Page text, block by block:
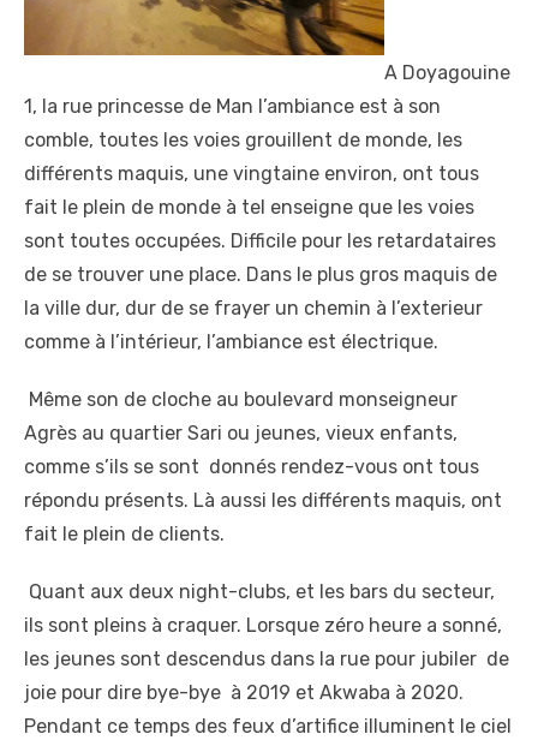
A Doyagouine
1, la rue princesse de Man l’ambiance est à son
comble, toutes les voies grouillent de monde, les
différents maquis, une vingtaine environ, ont tous
fait le plein de monde à tel enseigne que les voies
sont toutes occupées. Difficile pour les retardataires
de se trouver une place. Dans le plus gros maquis de
la ville dur, dur de se frayer un chemin à l’exterieur
comme à l’intérieur, l’ambiance est électrique.
Même son de cloche au boulevard monseigneur
Agrès au quartier Sari ou jeunes, vieux enfants,
comme s’ils se sont donnés rendez-vous ont tous
répondu présents. Là aussi les différents maquis, ont
fait le plein de clients.
Quant aux deux night-clubs, et les bars du secteur,
ils sont pleins à craquer. Lorsque zéro heure a sonné,
les jeunes sont descendus dans la rue pour jubiler de
joie pour dire bye-bye à 2019 et Akwaba à 2020.
Pendant ce temps des feux d’artifice illuminent le ciel